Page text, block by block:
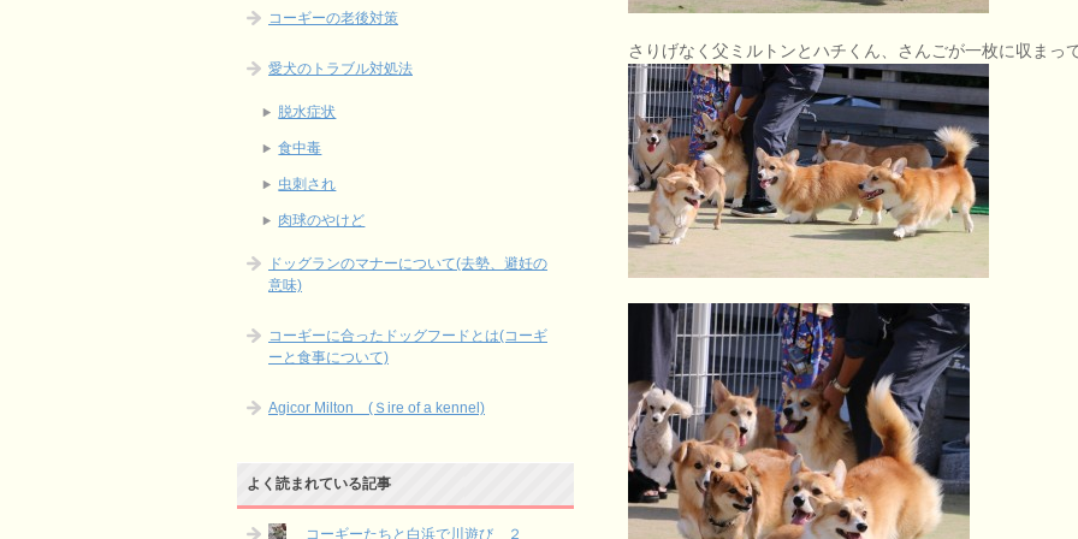
さりげなく父ミルトンとハチくん、さんごが一枚に収まっ
コーギーの老後対策
愛犬のトラブル対処法
脱水症状
食中毒
虫刺され
肉球のやけど
ドッグランのマナーについて(去勢、避妊の
意味)
コーギーに合ったドッグフードとは(コーギ
ーと食事について)
Agicor Milton (Ｓire of a kennel)
よく読まれている記事
コーギーたちと白浜で川遊び ２